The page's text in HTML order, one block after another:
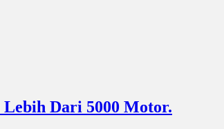
Lebih Dari 5000 Motor.